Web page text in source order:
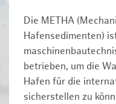
Die METHA
Hafensedimenten)
betrieben, um die
Hafen für die
sicherstellen zu